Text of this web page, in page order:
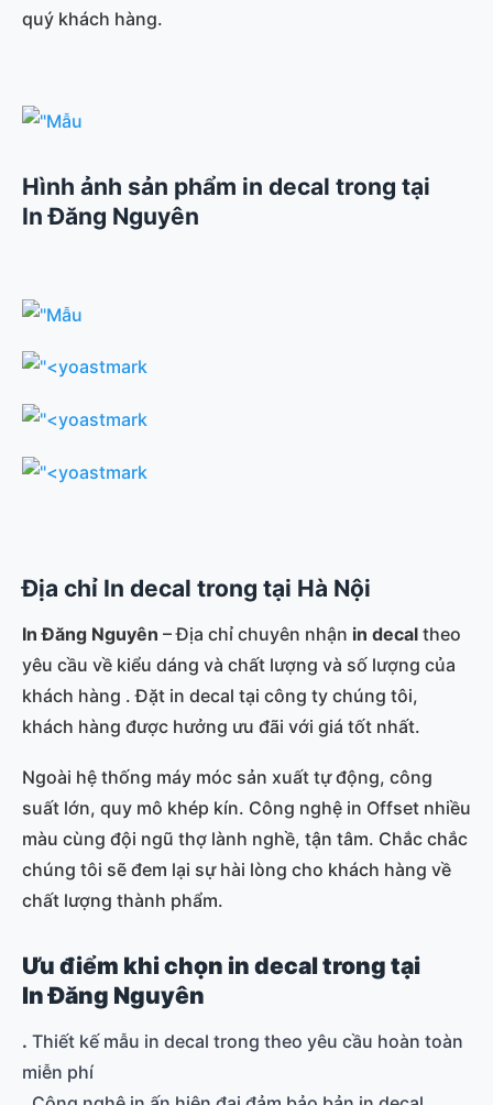
quý khách hàng.
Hình ảnh sản phẩm in decal trong tại
In Đăng Nguyên
Địa chỉ In decal trong tại Hà Nội
In Đăng Nguyên – Địa chỉ chuyên nhận in decal theo
yêu cầu về kiểu dáng và chất lượng và số lượng của
khách hàng . Đặt in decal tại công ty chúng tôi,
khách hàng được hưởng ưu đãi với giá tốt nhất.
Ngoài hệ thống máy móc sản xuất tự động, công
suất lớn, quy mô khép kín. Công nghệ in Offset nhiều
màu cùng đội ngũ thợ lành nghề, tận tâm. Chắc chắc
chúng tôi sẽ đem lại sự hài lòng cho khách hàng về
chất lượng thành phẩm.
Ưu điểm khi chọn in decal trong tại
In Đăng Nguyên
. Thiết kế mẫu in decal trong theo yêu cầu hoàn toàn
miễn phí